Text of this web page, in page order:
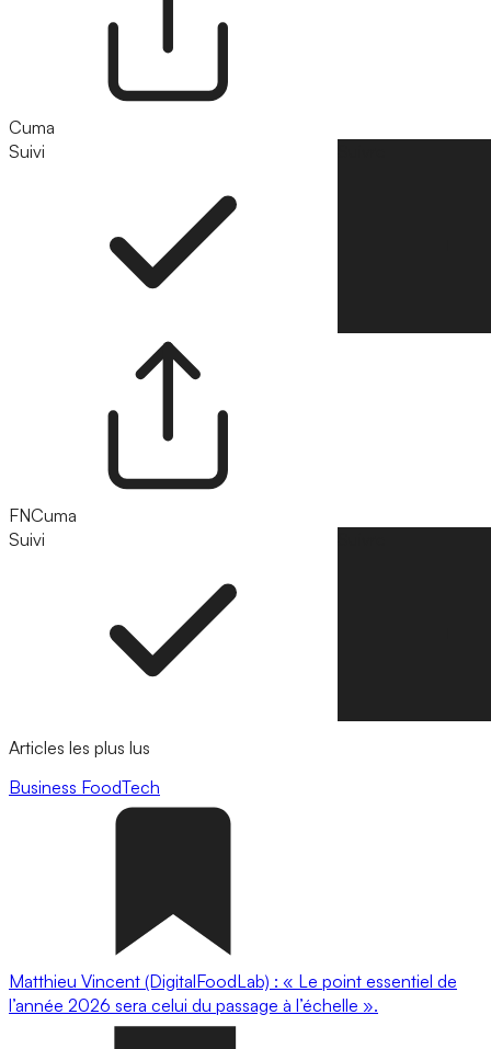
Cuma
Suivi
FNCuma
Suivi
Articles les plus lus
Business FoodTech
Matthieu Vincent (DigitalFoodLab) : « Le point essentiel de
l’année 2026 sera celui du passage à l’échelle ».